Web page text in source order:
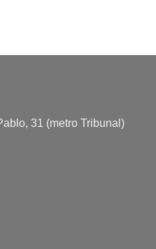
31 (metro Tribunal)